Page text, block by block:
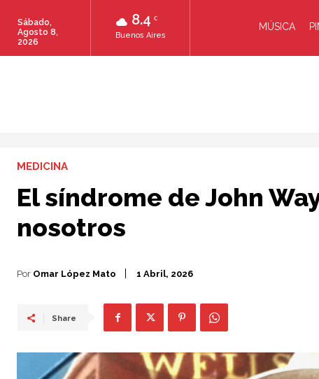
8.4 C
Buenos Aires
Sábado,
Agosto 8,
2026
MÚSICA
MEDICINA
El síndrome de John
nosotros
Por Omar López Mato 1 Abril, 2026
Share